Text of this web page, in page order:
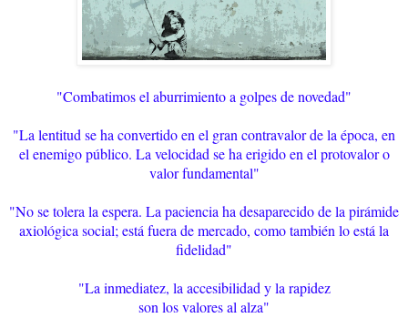
"Combatimos el aburrimiento a golpes de novedad"
"La lentitud se ha convertido en el gran contravalor de la época, en
el enemigo público. La velocidad se ha erigido en el protovalor o
valor fundamental"
"No se tolera la espera. La paciencia ha desaparecido de la pirámide
axiológica social; está fuera de mercado, como también lo está la
fidelidad"
"La inmediatez, la accesibilidad y la rapidez
son los valores al alza"